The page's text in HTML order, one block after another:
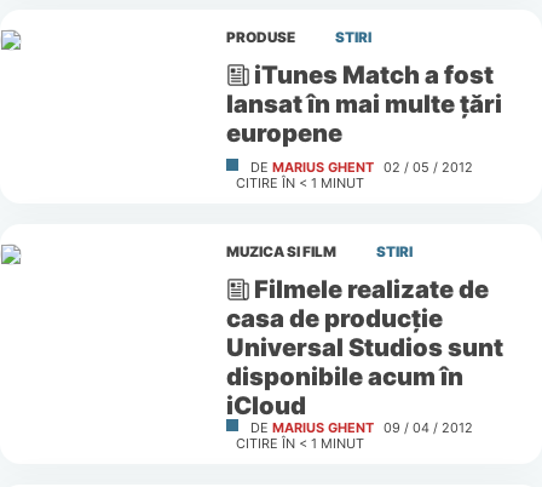
PRODUSE STIRI
iTunes Match a fost
lansat în mai multe ţări
europene
DE MARIUS GHENT 02 / 05 / 2012
CITIRE ÎN < 1 MINUT
MUZICA SI FILM STIRI
Filmele realizate de
casa de producţie
Universal Studios sunt
disponibile acum în
iCloud
DE MARIUS GHENT 09 / 04 / 2012
CITIRE ÎN < 1 MINUT